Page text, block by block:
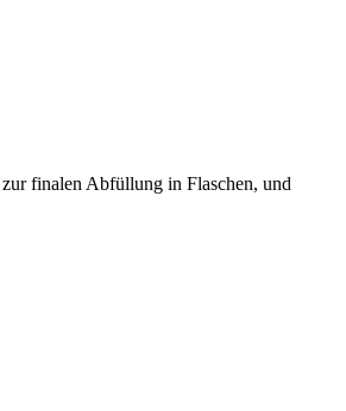
finalen Abfüllung in Flaschen, und